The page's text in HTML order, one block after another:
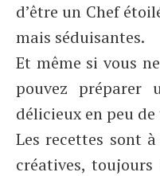
d’être un Chef
mais séduisantes.
Et même si vous
pouvez
délicieux en peu de
Les recettes sont
créatives,